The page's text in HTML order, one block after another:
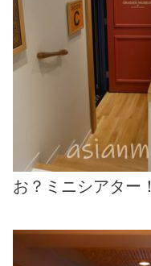
お？ミニシアター！